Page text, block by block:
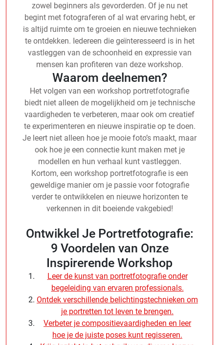
zowel beginners als gevorderden. Of je nu net
begint met fotograferen of al wat ervaring hebt, er
is altijd ruimte om te groeien en nieuwe technieken
te ontdekken. Iedereen die geïnteresseerd is in het
vastleggen van de schoonheid en expressie van
mensen kan profiteren van deze workshop.
Waarom deelnemen?
Het volgen van een workshop portretfotografie
biedt niet alleen de mogelijkheid om je technische
vaardigheden te verbeteren, maar ook om creatief
te experimenteren en nieuwe inspiratie op te doen.
Je leert niet alleen hoe je mooie foto’s maakt, maar
ook hoe je een connectie kunt maken met je
modellen en hun verhaal kunt vastleggen.
Kortom, een workshop portretfotografie is een
geweldige manier om je passie voor fotografie
verder te ontwikkelen en nieuwe horizonten te
verkennen in dit boeiende vakgebied!
Ontwikkel Je Portretfotografie:
9 Voordelen van Onze
Inspirerende Workshop
Leer de kunst van portretfotografie onder
begeleiding van ervaren professionals.
Ontdek verschillende belichtingstechnieken om
je portretten tot leven te brengen.
Verbeter je compositievaardigheden en leer
hoe je de juiste poses kunt regisseren.